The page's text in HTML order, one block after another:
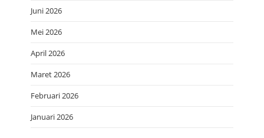
Juni 2026
Mei 2026
April 2026
Maret 2026
Februari 2026
Januari 2026